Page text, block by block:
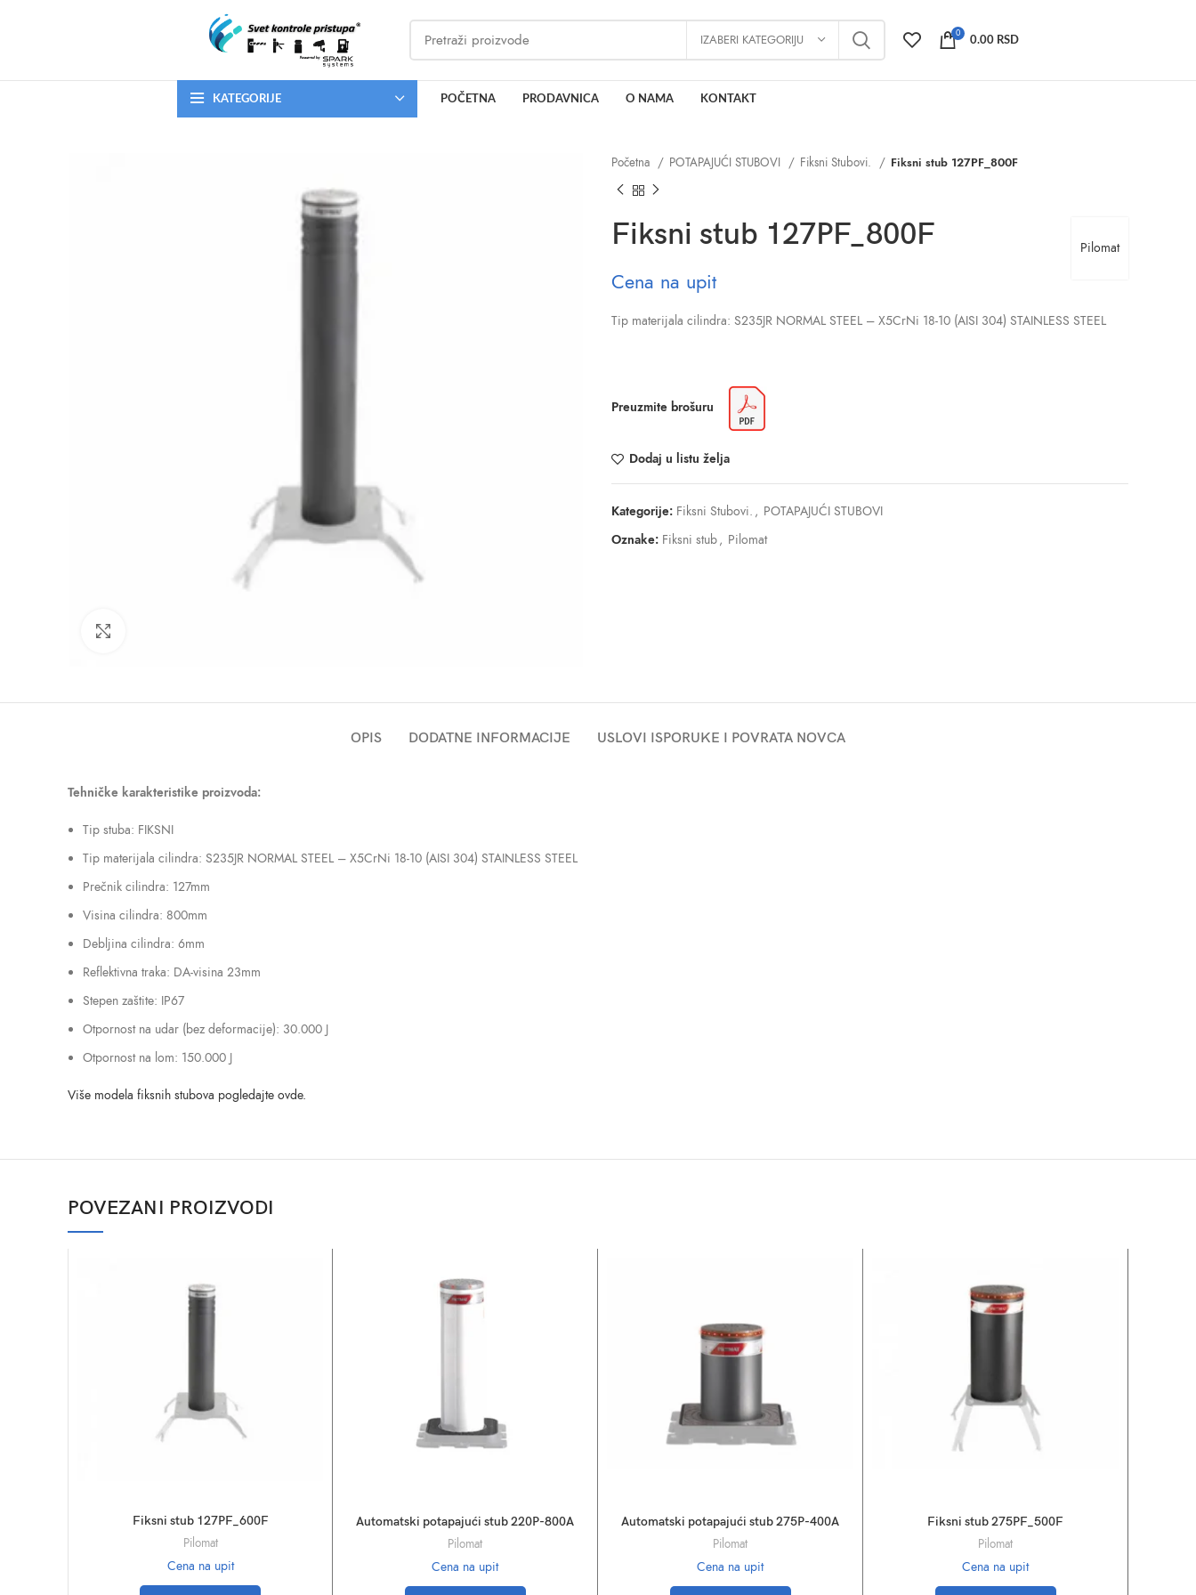
IZABERI KATEGORIJU 0
0.00 RSD
KATEGORIJE POČETNA PRODAVNICA O NAMA KONTAKT
Početna POTAPAJUĆI STUBOVI Fiksni Stubovi. Fiksni stub 127PF_800F
Pilomat
Fiksni stub 127PF_800F
Cena na upit
Tip materijala cilindra: S235JR NORMAL STEEL – X5CrNi 18-10 (AISI 304) STAINLESS STEEL
Preuzmite brošuru
Dodaj u listu želja
Kategorije: Fiksni Stubovi. , POTAPAJUĆI STUBOVI
Oznake: Fiksni stub, Pilomat
OPIS DODATNE INFORMACIJE USLOVI ISPORUKE I POVRATA NOVCA
Tehničke karakteristike proizvoda:
Tip stuba: FIKSNI
Tip materijala cilindra: S235JR NORMAL STEEL – X5CrNi 18-10 (AISI 304) STAINLESS STEEL
Prečnik cilindra: 127mm
Visina cilindra: 800mm
Debljina cilindra: 6mm
Reflektivna traka: DA-visina 23mm
Stepen zaštite: IP67
Otpornost na udar (bez deformacije): 30.000 J
Otpornost na lom: 150.000 J
Više modela fiksnih stubova pogledajte ovde.
POVEZANI PROIZVODI
Fiksni stub 127PF_600F
Pilomat
Cena na upit
Automatski potapajući stub 220P-800A
Pilomat
Cena na upit
Automatski potapajući stub 275P-400A
Pilomat
Cena na upit
Fiksni stub 275PF_500F
Pilomat
Cena na upit